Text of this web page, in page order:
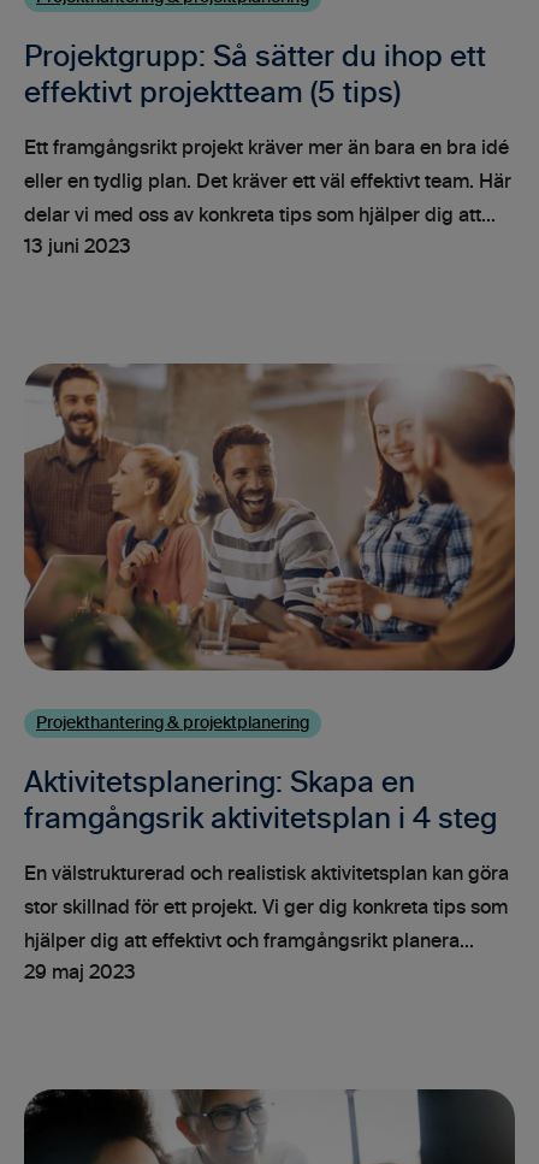
Projektgrupp: Så sätter du ihop ett
effektivt projektteam (5 tips)
Ett framgångsrikt projekt kräver mer än bara en bra idé
eller en tydlig plan. Det kräver ett väl effektivt team. Här
delar vi med oss av konkreta tips som hjälper dig att...
13 juni 2023
Projekthantering & projektplanering
Aktivitetsplanering: Skapa en
framgångsrik aktivitetsplan i 4 steg
En välstrukturerad och realistisk aktivitetsplan kan göra
stor skillnad för ett projekt. Vi ger dig konkreta tips som
hjälper dig att effektivt och framgångsrikt planera...
29 maj 2023